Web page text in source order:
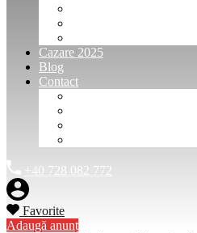
Cazare 2025
Blog
Contact
+40 728 082 772
Favorite
Adaugă anunț